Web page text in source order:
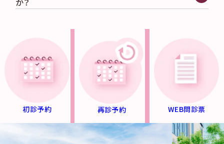
初診予約 再診予約 WEB問診票